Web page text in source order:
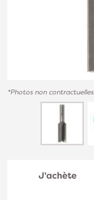
*Photos non contractuelles
J'achète